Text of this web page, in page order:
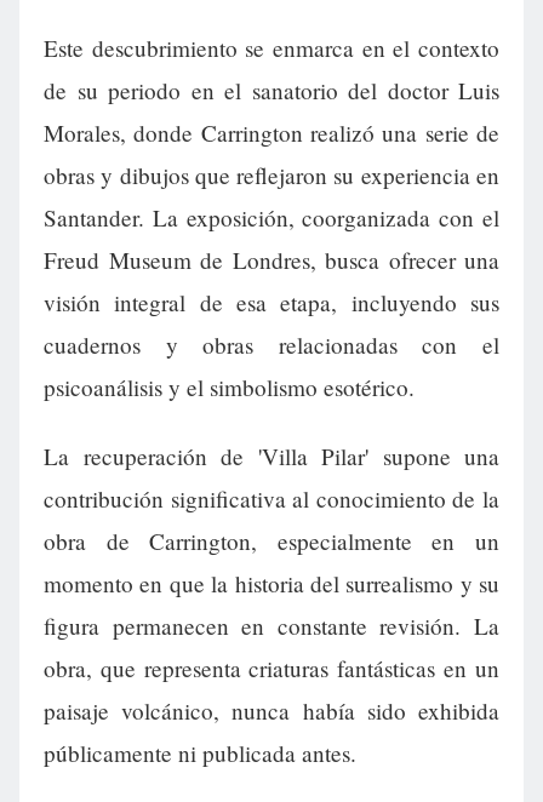
Este descubrimiento se enmarca en el contexto
de su periodo en el sanatorio del doctor Luis
Morales, donde Carrington realizó una serie de
obras y dibujos que reflejaron su experiencia en
Santander. La exposición, coorganizada con el
Freud Museum de Londres, busca ofrecer una
visión integral de esa etapa, incluyendo sus
cuadernos y obras relacionadas con el
psicoanálisis y el simbolismo esotérico.
La recuperación de 'Villa Pilar' supone una
contribución significativa al conocimiento de la
obra de Carrington, especialmente en un
momento en que la historia del surrealismo y su
figura permanecen en constante revisión. La
obra, que representa criaturas fantásticas en un
paisaje volcánico, nunca había sido exhibida
públicamente ni publicada antes.